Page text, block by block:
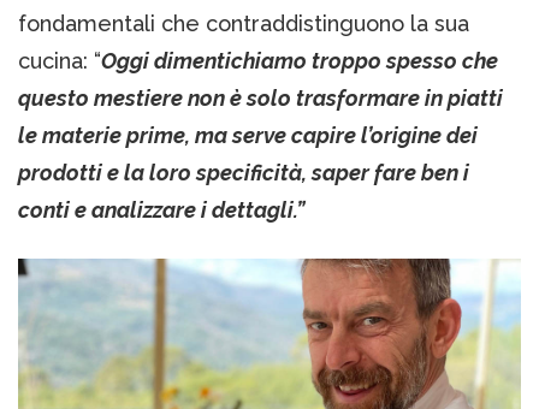
fondamentali che contraddistinguono la sua
cucina: “Oggi dimentichiamo troppo spesso che
questo mestiere non è solo trasformare in piatti
le materie prime, ma serve capire l’origine dei
prodotti e la loro specificità, saper fare ben i
conti e analizzare i dettagli.”